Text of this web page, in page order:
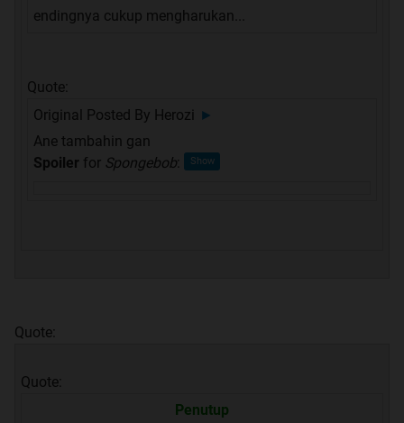
endingnya cukup mengharukan...
Quote:
Original Posted By Herozi ►
Ane tambahin gan
Spoiler for Spongebob
Quote:
Quote:
Penutup